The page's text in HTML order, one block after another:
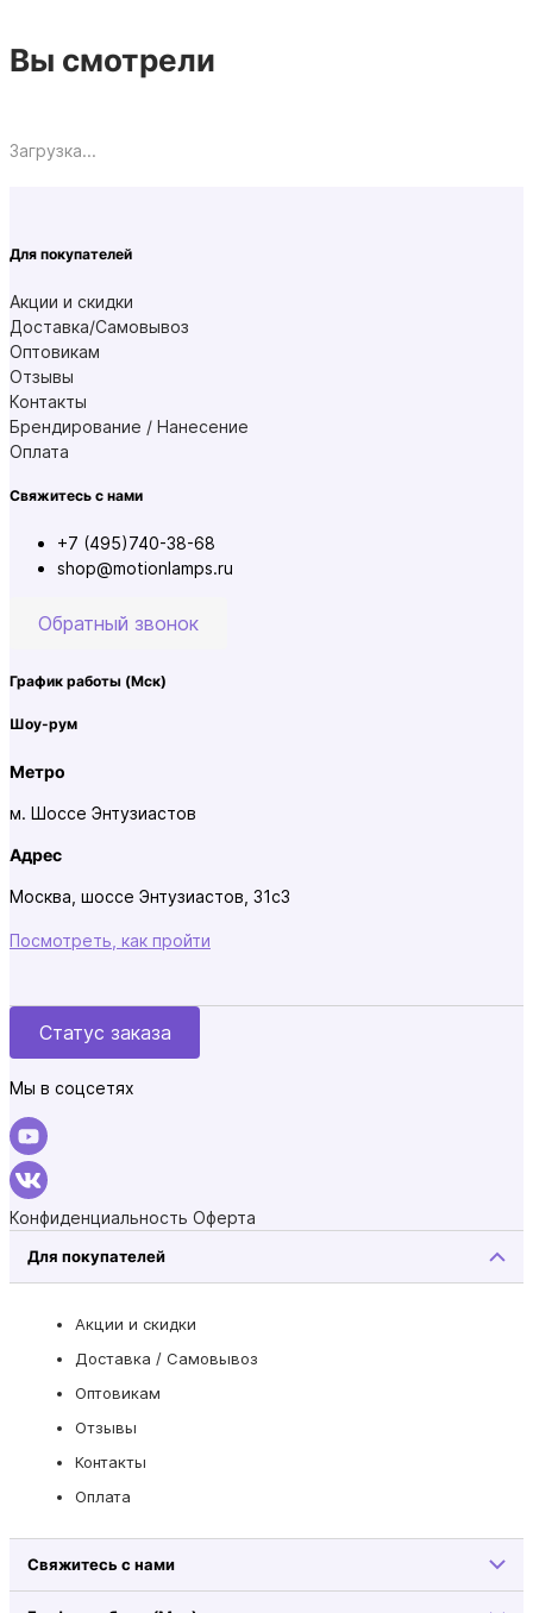
Вы смотрели
Загрузка...
Для покупателей
Акции и скидки
Доставка/Самовывоз
Оптовикам
Отзывы
Контакты
Брендирование / Нанесение
Оплата
Свяжитесь с нами
+7 (495)740-38-68
shop@motionlamps.ru
Обратный звонок
График работы (Мск)
Шоу-рум
Метро
м. Шоссе Энтузиастов
Адрес
Москва, шоссе Энтузиастов, 31с3
Посмотреть, как пройти
Статус заказа
Мы в соцсетях
Конфиденциальность Оферта
Для покупателей
Акции и скидки
Доставка / Самовывоз
Оптовикам
Отзывы
Контакты
Оплата
Свяжитесь с нами